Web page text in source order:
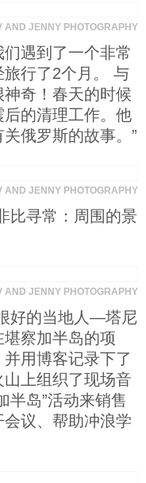
AND JENNY PHOTOGRAPHY
遇到了一个非常
行了2个月。 与
奇！春天的时候
的清理工作。他
俄罗斯的故事。”
AND JENNY PHOTOGRAPHY
比寻常：周围的景
AND JENNY PHOTOGRAPHY
好的当地人—塔尼
察加半岛的项
用博客记录下了
上组织了现场音
半岛”活动来销售
议、帮助冲浪学